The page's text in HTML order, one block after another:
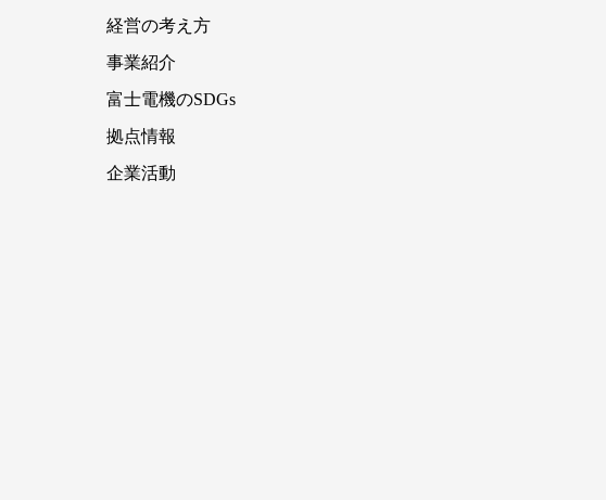
経営の考え方
事業紹介
富士電機のSDGs
拠点情報
企業活動